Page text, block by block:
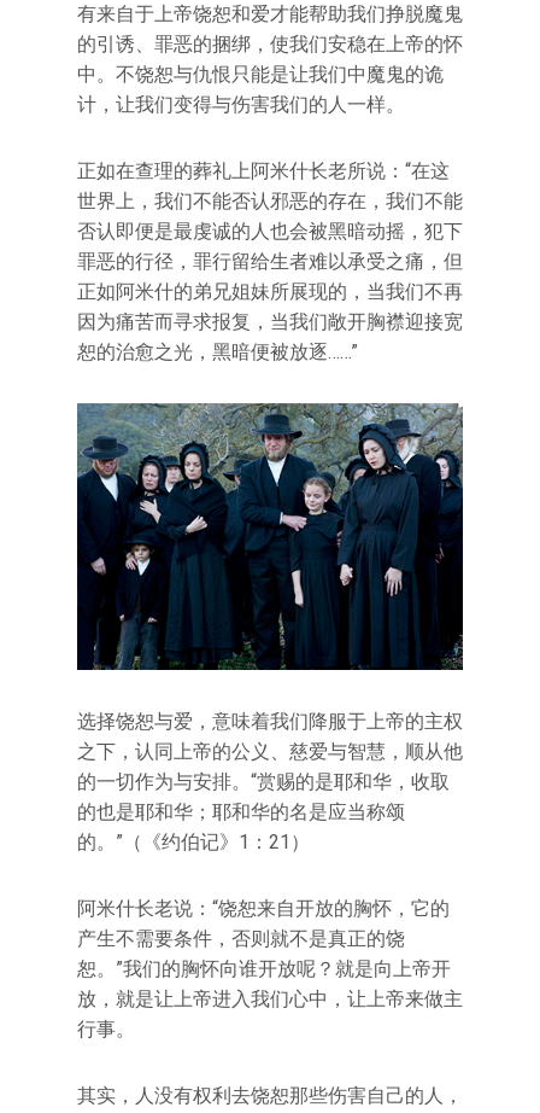
有来自于上帝饶恕和爱才能帮助我们挣脱魔鬼
的引诱、罪恶的捆绑，使我们安稳在上帝的怀
中。不饶恕与仇恨只能是让我们中魔鬼的诡
计，让我们变得与伤害我们的人一样。
正如在查理的葬礼上阿米什长老所说：“在这
世界上，我们不能否认邪恶的存在，我们不能
否认即便是最虔诚的人也会被黑暗动摇，犯下
罪恶的行径，罪行留给生者难以承受之痛，但
正如阿米什的弟兄姐妹所展现的，当我们不再
因为痛苦而寻求报复，当我们敞开胸襟迎接宽
恕的治愈之光，黑暗便被放逐……”
选择饶恕与爱，意味着我们降服于上帝的主权
之下，认同上帝的公义、慈爱与智慧，顺从他
的一切作为与安排。“赏赐的是耶和华，收取
的也是耶和华；耶和华的名是应当称颂
的。”（《约伯记》1：21）
阿米什长老说：“饶恕来自开放的胸怀，它的
产生不需要条件，否则就不是真正的饶
恕。”我们的胸怀向谁开放呢？就是向上帝开
放，就是让上帝进入我们心中，让上帝来做主
行事。
其实，人没有权利去饶恕那些伤害自己的人，